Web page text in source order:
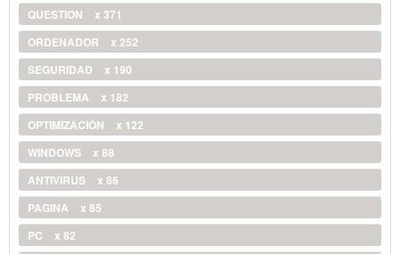
QUESTION
x 371
ORDENADOR
x 252
SEGURIDAD
x 190
PROBLEMA
x 182
OPTIMIZACIÓN
x 122
WINDOWS
x 88
ANTIVIRUS
x 86
PAGINA
x 85
PC
x 82